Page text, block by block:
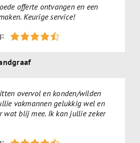
offerte ontvangen en een
Keurige service!
overvol en konden/wilden
vakmannen gelukkig wel en
wat blij mee. Ik kan jullie zeker